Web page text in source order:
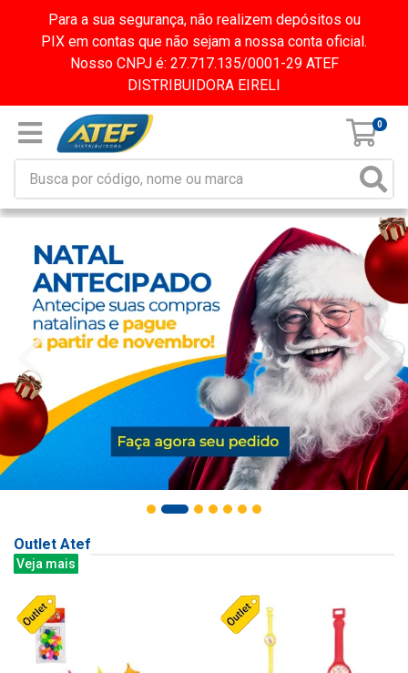
Para a sua segurança, não realizem depósitos ou
PIX em contas que não sejam a nossa conta oficial.
Nosso CNPJ é: 27.717.135/0001-29 ATEF
DISTRIBUIDORA EIRELI
0
Outlet Atef
Veja mais